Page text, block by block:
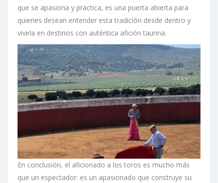
que se apasiona y practica, es una puerta abierta para
quienes desean entender esta tradición desde dentro y
vivirla en destinos con auténtica afición taurina.
En conclusión, el aficionado a los toros es mucho más
que un espectador: es un apasionado que construye su